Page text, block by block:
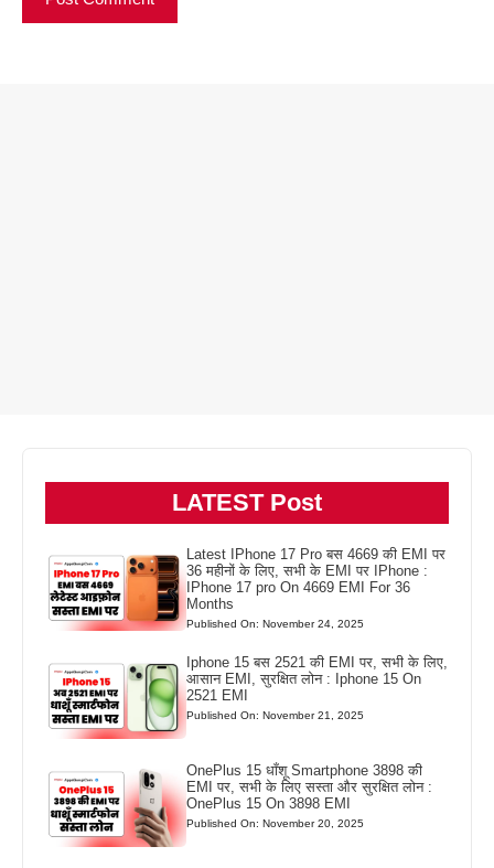
LATEST Post
Latest IPhone 17 Pro बस 4669 की EMI पर
36 महीनों के लिए, सभी के EMI पर IPhone :
IPhone 17 pro On 4669 EMI For 36
Months
Published On: November 24, 2025
Iphone 15 बस 2521 की EMI पर, सभी के लिए,
आसान EMI, सुरक्षित लोन : Iphone 15 On
2521 EMI
Published On: November 21, 2025
OnePlus 15 धाँशू Smartphone 3898 की
EMI पर, सभी के लिए सस्ता और सुरक्षित लोन :
OnePlus 15 On 3898 EMI
Published On: November 20, 2025